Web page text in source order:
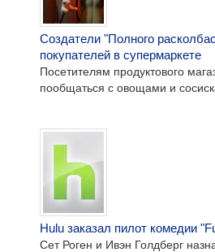
Создатели "Полного
покупателей в супермаркете
Посетителям продуктового
пообщаться с овощами и
Hulu заказал пилот комедии
Сет Роген и Ивэн Голдберг